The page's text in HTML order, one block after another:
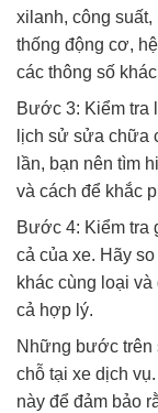
xilanh, công suất,
thống động cơ,
các thông số
Bước 3: Kiểm tra
lịch sử sửa chữa
lần, bạn nên tìm
và cách để khắc
Bước 4: Kiểm tra
cả của xe. Hãy
khác cùng loại
cả hợp lý.
Những bước trên
chỗ tại xe dịch
này để đảm bảo